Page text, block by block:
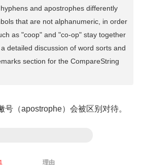
and apostrophes differently
that are not alphanumeric, in order
as "coop" and "co-op" stay together
detailed discussion of word sorts and
section for the CompareString
（apostrophe）会被区别对待。
理由